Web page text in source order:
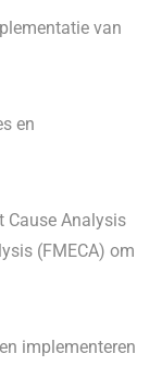
van
en
Cause Analysis
(FMECA) om
implementeren